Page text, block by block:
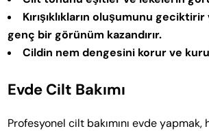
Kırışıklıkların oluşumunu
genç bir görünüm kazandırır.
Cildin nem dengesini korur ve
Evde Cilt Bakımı
Profesyonel cilt bakımını evde yapmak,